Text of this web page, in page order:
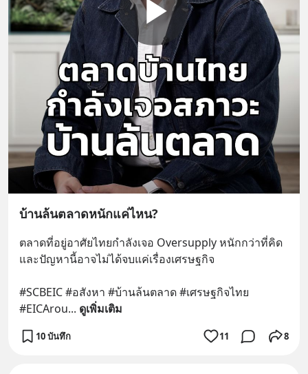
บ้านล้นตลาดหนักแค่ไหน?
ตลาดที่อยู่อาศัยไทยกำลังเจอ Oversupply หนักกว่าที่คิด
และปัญหานี้อาจไม่ได้จบแค่เรื่องเศรษฐกิจ
#SCBEIC #อสังหา #บ้านล้นตลาด #เศรษฐกิจไทย
#EICArou... ดูเพิ่มเติม
10 บันทึก 11 8